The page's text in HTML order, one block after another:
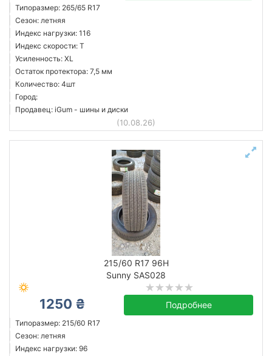
Типоразмер: 265/65 R17
Сезон: летняя
Индекс нагрузки: 116
Индекс скорости: T
Усиленность: XL
Остаток протектора: 7,5 мм
Количество: 4шт
Город:
Продавец: iGum - шины и диски
(10.08.26)
215/60 R17 96H
Sunny SAS028
1250 ₴ Подробнее
Типоразмер: 215/60 R17
Сезон: летняя
Индекс нагрузки: 96